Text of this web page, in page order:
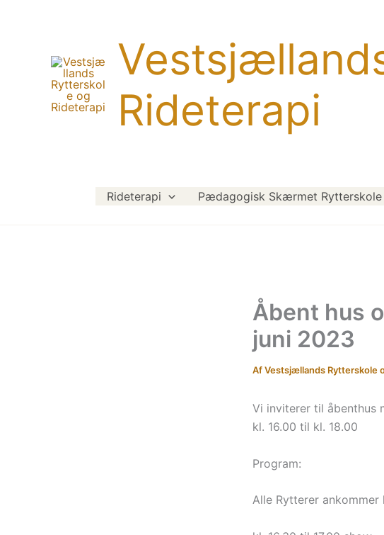
Rideterapi
Rideterapi Pædagogisk Skærmet Rytterskole
Åbent hus
juni 2023
AfVestsjællands Rytterskole
Vi inviterer til åbenthus
kl. 16.00 til kl. 18.00
Program:
Alle Rytterer